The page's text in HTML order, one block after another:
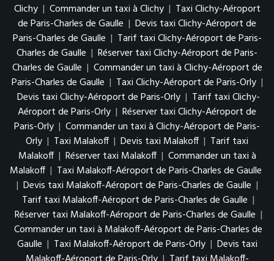
Clichy | Commander un taxi à Clichy | Taxi Clichy-Aéroport
de Paris-Charles de Gaulle | Devis taxi Clichy-Aéroport de
Paris-Charles de Gaulle | Tarif taxi Clichy-Aéroport de Paris-
Charles de Gaulle | Réserver taxi Clichy-Aéroport de Paris-
Charles de Gaulle | Commander un taxi à Clichy-Aéroport de
Paris-Charles de Gaulle | Taxi Clichy-Aéroport de Paris-Orly |
Devis taxi Clichy-Aéroport de Paris-Orly | Tarif taxi Clichy-
Aéroport de Paris-Orly | Réserver taxi Clichy-Aéroport de
Paris-Orly | Commander un taxi à Clichy-Aéroport de Paris-
Orly | Taxi Malakoff | Devis taxi Malakoff | Tarif taxi
Malakoff | Réserver taxi Malakoff | Commander un taxi à
Malakoff | Taxi Malakoff-Aéroport de Paris-Charles de Gaulle
| Devis taxi Malakoff-Aéroport de Paris-Charles de Gaulle |
Tarif taxi Malakoff-Aéroport de Paris-Charles de Gaulle |
Réserver taxi Malakoff-Aéroport de Paris-Charles de Gaulle |
Commander un taxi à Malakoff-Aéroport de Paris-Charles de
Gaulle | Taxi Malakoff-Aéroport de Paris-Orly | Devis taxi